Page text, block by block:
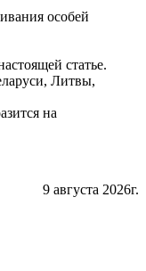
особей
статье.
Литвы,
на
9 августа 2026г.